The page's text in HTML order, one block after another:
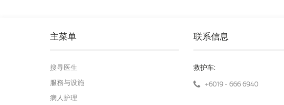
主菜单
搜寻医生
服務与设施
病人护理
联系信息
救护车:
+6019 - 666 6940